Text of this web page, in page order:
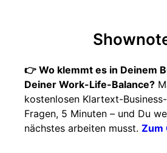
👉 Wo klemmt es in Deinem
Deiner Work-Life-Balance?
kostenlosen Klartext-
Fragen, 5 Minuten – und Du
nächstes arbeiten musst. Zum